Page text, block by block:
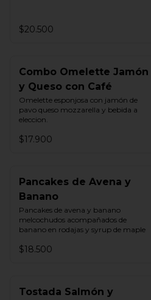
$20.500
Combo Omelette Jamón
y Queso con Café
Omelette esponjosa con jamón de
pavo queso mozzarella y bebida a
eleccion.
$17.900
Pancakes de Avena y
Banano
Pancakes de avena y banano
melcochudos acompañados de
banano en rodajas y syrup de maple
$18.500
Tostada Salmón y